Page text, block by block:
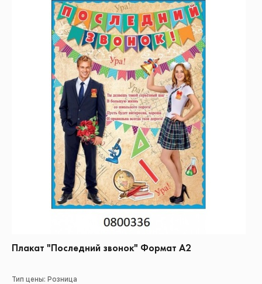
Плакат "Последний звонок" Формат А2
Тип цены: Розница